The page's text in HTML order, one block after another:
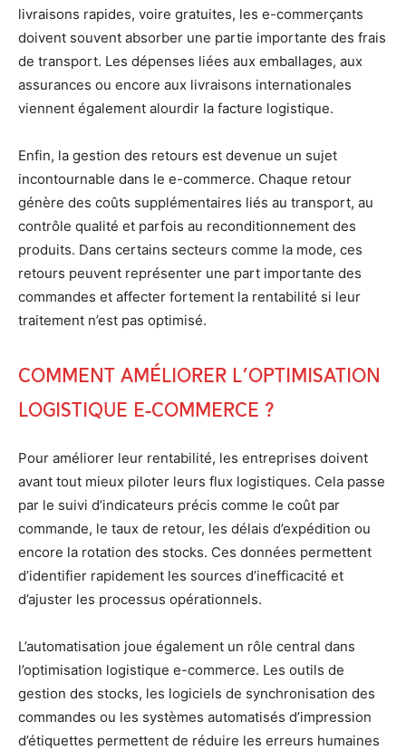
livraisons rapides, voire gratuites, les e-commerçants
doivent souvent absorber une partie importante des frais
de transport. Les dépenses liées aux emballages, aux
assurances ou encore aux livraisons internationales
viennent également alourdir la facture logistique.
Enfin, la gestion des retours est devenue un sujet
incontournable dans le e-commerce. Chaque retour
génère des coûts supplémentaires liés au transport, au
contrôle qualité et parfois au reconditionnement des
produits. Dans certains secteurs comme la mode, ces
retours peuvent représenter une part importante des
commandes et affecter fortement la rentabilité si leur
traitement n’est pas optimisé.
Comment améliorer l’optimisation
logistique e-commerce ?
Pour améliorer leur rentabilité, les entreprises doivent
avant tout mieux piloter leurs flux logistiques. Cela passe
par le suivi d’indicateurs précis comme le coût par
commande, le taux de retour, les délais d’expédition ou
encore la rotation des stocks. Ces données permettent
d’identifier rapidement les sources d’inefficacité et
d’ajuster les processus opérationnels.
L’automatisation joue également un rôle central dans
l’optimisation logistique e-commerce. Les outils de
gestion des stocks, les logiciels de synchronisation des
commandes ou les systèmes automatisés d’impression
d’étiquettes permettent de réduire les erreurs humaines